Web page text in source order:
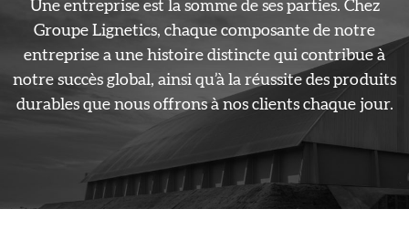
Une entreprise est la somme de ses parties. Chez
Groupe Lignetics, chaque composante de notre
entreprise a une histoire distincte qui contribue à
notre succès global, ainsi qu’à la réussite des produits
durables que nous offrons à nos clients chaque jour.